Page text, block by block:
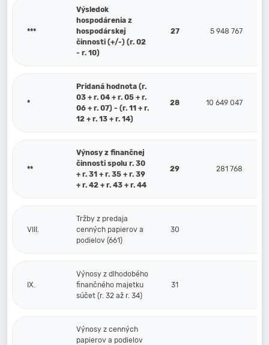
***
Výsledok
hospodárenia z
hospodárskej
činnosti (+/-) (r. 02
- r. 10)
27 5 948 767
*
Pridaná hodnota (r.
03 + r. 04 + r. 05 + r.
06 + r. 07) - (r. 11 + r.
12 + r. 13 + r. 14)
28 10 649 047
**
Výnosy z finančnej
činnosti spolu r. 30
+ r. 31 + r. 35 + r. 39
+ r. 42 + r. 43 + r. 44
29 281 768
VIII.
Tržby z predaja
cenných papierov a
podielov (661)
30
IX.
Výnosy z dlhodobého
finančného majetku
súčet (r. 32 až r. 34)
31
Výnosy z cenných
papierov a podielov